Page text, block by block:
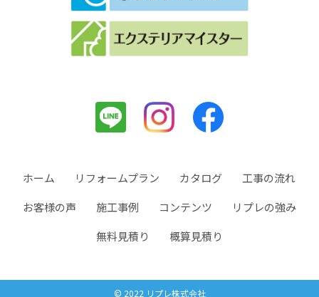
ホーム リフォームプラン カタログ
工事の流れ
お客様の声
施工事例 コンテンツ
リプレの強み
無料見積り
概算見積り
© 2022 リプレ株式会社